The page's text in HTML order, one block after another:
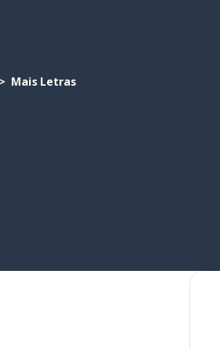
Mais Letras